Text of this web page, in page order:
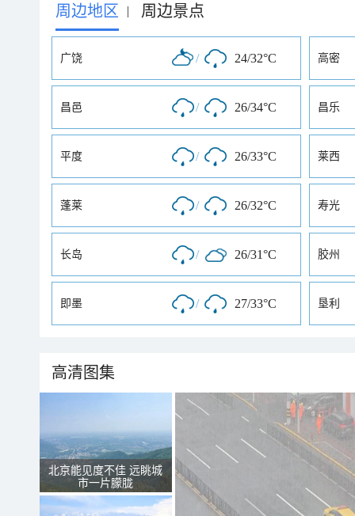
周边地区 | 周边景点
广饶 / 24/32°C 高密
昌邑 / 26/34°C 昌乐
平度 / 26/33°C 莱西
蓬莱 / 26/32°C 寿光
长岛 / 26/31°C 胶州
即墨 / 27/33°C 垦利
高清图集
北京能见度不佳 远眺城
市一片朦胧